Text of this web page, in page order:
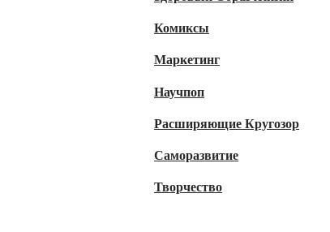
Комиксы
Маркетинг
Научпоп
Расширяющие Кругозор
Cаморазвитие
Творчество